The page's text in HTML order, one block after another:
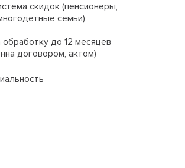
скидок (пенсионеры,
семьи)
обработку до 12 месяцев
договором, актом)